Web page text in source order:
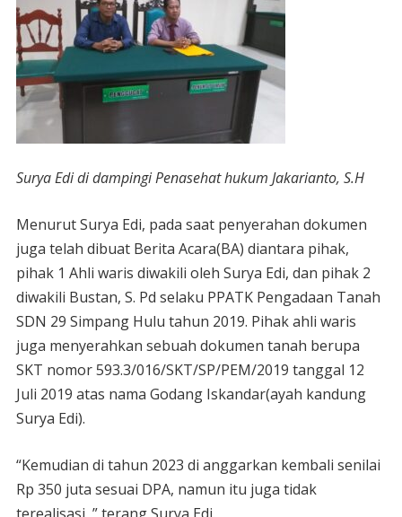
Surya Edi di dampingi Penasehat hukum Jakarianto, S.H
Menurut Surya Edi, pada saat penyerahan dokumen
juga telah dibuat Berita Acara(BA) diantara pihak,
pihak 1 Ahli waris diwakili oleh Surya Edi, dan pihak 2
diwakili Bustan, S. Pd selaku PPATK Pengadaan Tanah
SDN 29 Simpang Hulu tahun 2019. Pihak ahli waris
juga menyerahkan sebuah dokumen tanah berupa
SKT nomor 593.3/016/SKT/SP/PEM/2019 tanggal 12
Juli 2019 atas nama Godang Iskandar(ayah kandung
Surya Edi).
“Kemudian di tahun 2023 di anggarkan kembali senilai
Rp 350 juta sesuai DPA, namun itu juga tidak